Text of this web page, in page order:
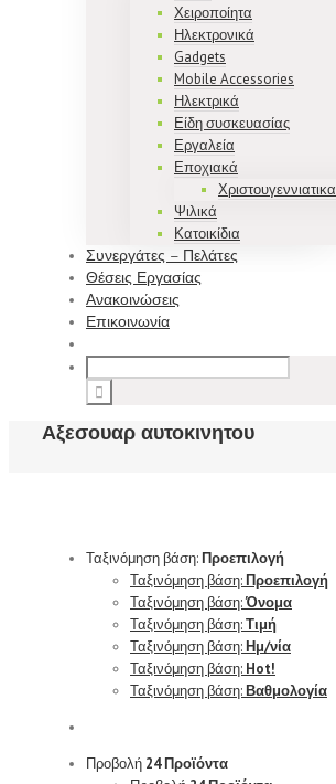
Χειροποίητα
Ηλεκτρονικά
Gadgets
Mobile Accessories
Ηλεκτρικά
Είδη συσκευασίας
Εργαλεία
Εποχιακά
Χριστουγεννιατικα
Ψιλικά
Κατοικίδια
Συνεργάτες – Πελάτες
Θέσεις Εργασίας
Ανακοινώσεις
Επικοινωνία
Αξεσουαρ αυτοκινητου
Ταξινόμηση βάση:Προεπιλογή
Ταξινόμηση βάση:Προεπιλογή
Ταξινόμηση βάση:Όνομα
Ταξινόμηση βάση:Τιμή
Ταξινόμηση βάση:Ημ/νία
Ταξινόμηση βάση: Hot!
Ταξινόμηση βάση:Βαθμολογία
Προβολή 24 Προϊόντα